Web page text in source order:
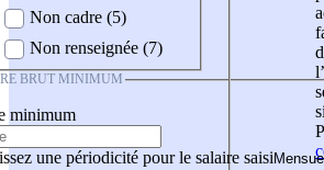
Non cadre (5)
Non renseignée (7)
BRUT MINIMUM
minimum
une périodicité pour le salaire saisi